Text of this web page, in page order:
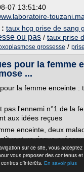
sur ce site, vous acceptez
vous proposer des contenus et
d'intérêts. En savoir plus
07 13:51:40
touzani.ma
: taux hcg prise de sang
ou pas / taux prise
grossesse /
pour la femme
...
la femme enceinte :
pas l'ennemi n°1 de la
aux idées reçues
enceinte, deux
un risque
et la listériose. En effet
lorsqu'elles sont
être graves,...